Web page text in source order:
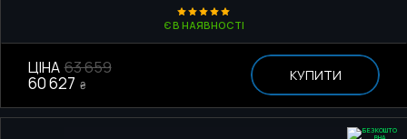
Є В НАЯВНОСТІ
ЦІНА 63 659
60 627 ₴
КУПИТИ